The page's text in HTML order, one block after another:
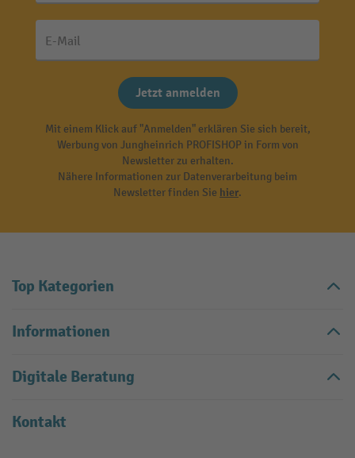
E-Mail
Jetzt anmelden
Mit einem Klick auf "Anmelden" erklären Sie sich bereit,
Werbung von Jungheinrich PROFISHOP in Form von
Newsletter zu erhalten.
Nähere Informationen zur Datenverarbeitung beim
Newsletter finden Sie hier.
Top Kategorien
Informationen
Digitale Beratung
Kontakt